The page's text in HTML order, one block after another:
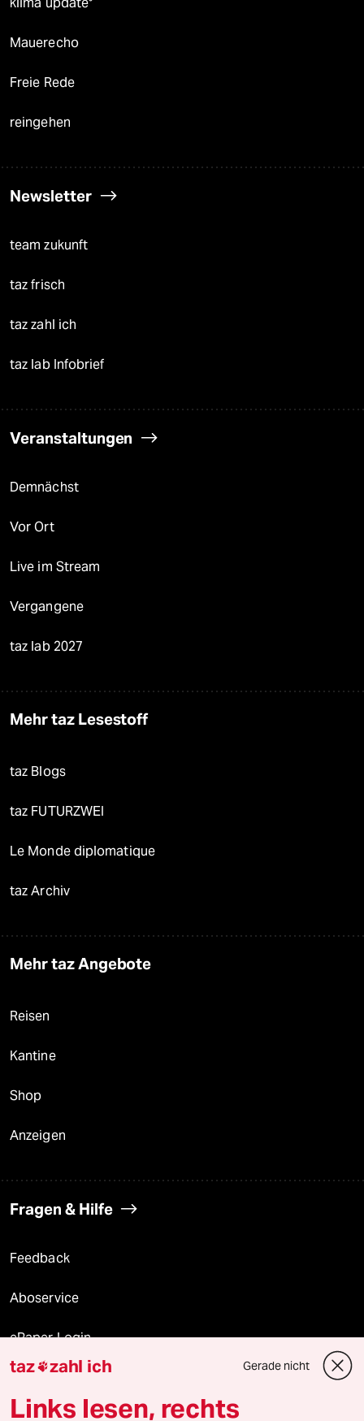
Mauerecho
Freie Rede
reingehen
Newsletter
team zukunft
taz frisch
taz zahl ich
taz lab Infobrief
Veranstaltungen
Demnächst
Vor Ort
Live im Stream
Vergangene
taz lab 2027
Mehr taz Lesestoff
taz Blogs
taz FUTURZWEI
Le Monde diplomatique
taz Archiv
Mehr taz Angebote
Reisen
Kantine
Shop
Anzeigen
Fragen & Hilfe
Feedback
Aboservice
ePaper Login
Downloads für Abonnierende
taz zahl ich Gerade nicht
Links lesen, rechts